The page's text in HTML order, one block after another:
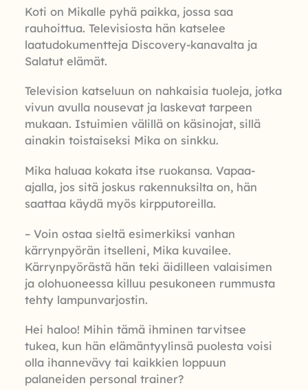
Koti on Mikalle pyhä paikka, jossa saa
rauhoittua. Televisiosta hän katselee
laatudokumentteja Discovery-kanavalta ja
Salatut elämät.
Television katseluun on nahkaisia tuoleja, jotka
vivun avulla nousevat ja laskevat tarpeen
mukaan. Istuimien välillä on käsinojat, sillä
ainakin toistaiseksi Mika on sinkku.
Mika haluaa kokata itse ruokansa. Vapaa-
ajalla, jos sitä joskus rakennuksilta on, hän
saattaa käydä myös kirpputoreilla.
– Voin ostaa sieltä esimerkiksi vanhan
kärrynpyörän itselleni, Mika kuvailee.
Kärrynpyörästä hän teki äidilleen valaisimen
ja olohuoneessa killuu pesukoneen rummusta
tehty lampunvarjostin.
Hei haloo! Mihin tämä ihminen tarvitsee
tukea, kun hän elämäntyylinsä puolesta voisi
olla ihannevävy tai kaikkien loppuun
palaneiden personal trainer?